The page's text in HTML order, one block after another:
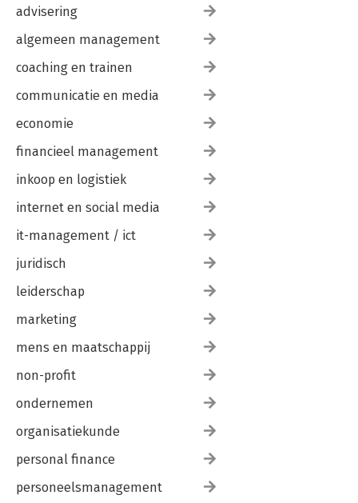
advisering
algemeen management
coaching en trainen
communicatie en media
economie
financieel management
inkoop en logistiek
internet en social media
it-management / ict
juridisch
leiderschap
marketing
mens en maatschappij
non-profit
ondernemen
organisatiekunde
personal finance
personeelsmanagement